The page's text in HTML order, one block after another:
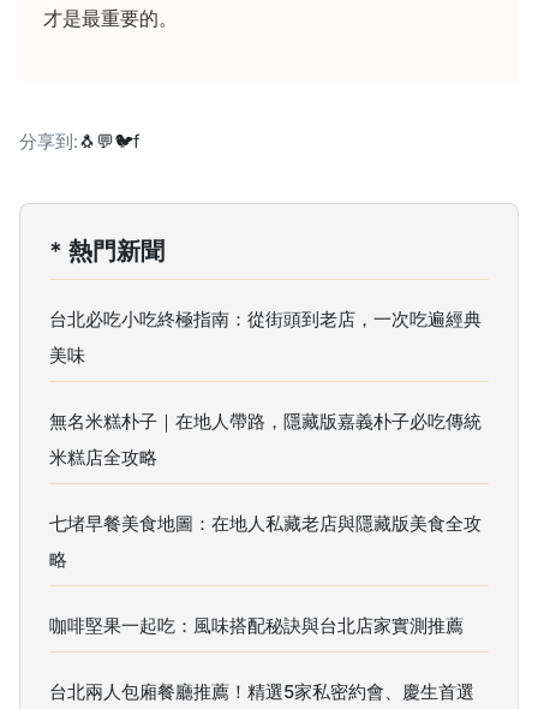
才是最重要的。
分享到:🐧💬🐦f
* 熱門新聞
台北必吃小吃終極指南：從街頭到老店，一次吃遍經典
美味
無名米糕朴子｜在地人帶路，隱藏版嘉義朴子必吃傳統
米糕店全攻略
七堵早餐美食地圖：在地人私藏老店與隱藏版美食全攻
略
咖啡堅果一起吃：風味搭配秘訣與台北店家實測推薦
台北兩人包廂餐廳推薦！精選5家私密約會、慶生首選